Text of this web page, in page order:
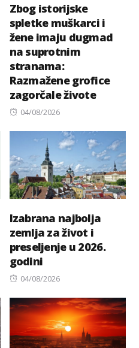
Zbog istorijske
spletke muškarci i
žene imaju dugmad
na suprotnim
stranama:
Razmažene grofice
zagorčale živote
Posted
04/08/2026
Izabrana najbolja
zemlja za život i
preseljenje u 2026.
godini
Posted
04/08/2026